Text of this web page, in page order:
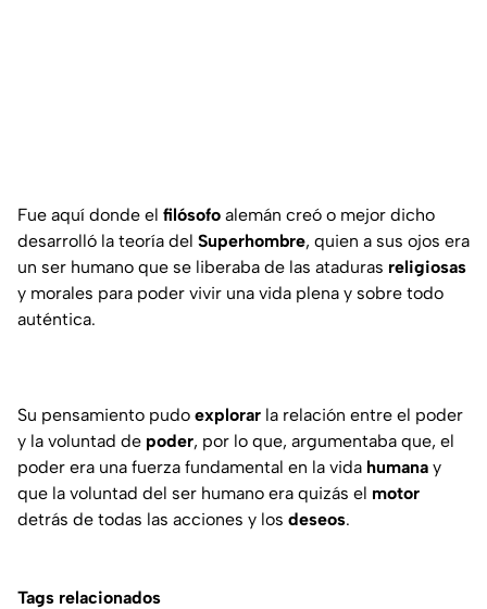
Fue aquí donde el filósofo alemán creó o mejor dicho
desarrolló la teoría del Superhombre, quien a sus ojos era
un ser humano que se liberaba de las ataduras religiosas
y morales para poder vivir una vida plena y sobre todo
auténtica.
Su pensamiento pudo explorar la relación entre el poder
y la voluntad de poder, por lo que, argumentaba que, el
poder era una fuerza fundamental en la vida humana y
que la voluntad del ser humano era quizás el motor
detrás de todas las acciones y los deseos.
Tags relacionados